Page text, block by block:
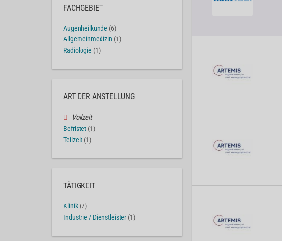
FACHGEBIET
Augenheilkunde (6)
Allgemeinmedizin (1)
Radiologie (1)
ART DER ANSTELLUNG
Vollzeit
Befristet (1)
Teilzeit (1)
TÄTIGKEIT
Klinik (7)
Industrie / Dienstleister (1)